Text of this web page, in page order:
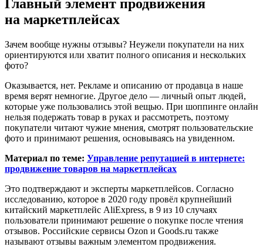
Главный элемент продвижения
на маркетплейсах
Зачем вообще нужны отзывы? Неужели покупатели на них
ориентируются или хватит полного описания и нескольких
фото?
Оказывается, нет. Рекламе и описанию от продавца в наше
время верят немногие. Другое дело — личный опыт людей,
которые уже пользовались этой вещью. При шоппинге онлайн
нельзя подержать товар в руках и рассмотреть, поэтому
покупатели читают чужие мнения, смотрят пользовательские
фото и принимают решения, основываясь на увиденном.
Материал по теме: Управление репутацией в интернете:
продвижение товаров на маркетплейсах
Это подтверждают и эксперты маркетплейсов. Согласно
исследованию, которое в 2020 году провёл крупнейший
китайский маркетплейс AliExpress, в 9 из 10 случаях
пользователи принимают решение о покупке после чтения
отзывов. Российские сервисы Ozon и Goods.ru также
называют отзывы важным элементом продвижения.